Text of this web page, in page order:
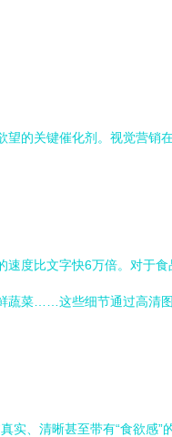
的关键催化剂。视觉营销
度比文字快6万倍。对于
菜……这些细节通过高清图
实、清晰甚至带有“食欲感”